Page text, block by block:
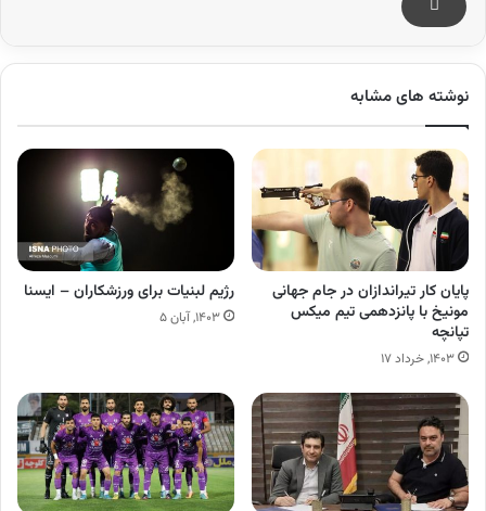
نوشته های مشابه
پایان کار تیراندازان در جام جهانی
مونیخ با پانزدهمی تیم میکس
تپانچه
۱۴۰۳, خرداد ۱۷
رژیم لبنیات برای ورزشکاران – ایسنا
۱۴۰۳, آبان ۵